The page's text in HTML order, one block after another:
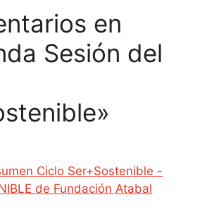
en
Sesión del
Ciclo Ser+Sostenible -
de Fundación Atabal